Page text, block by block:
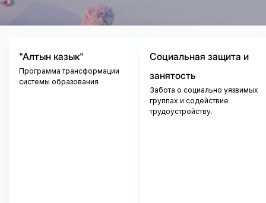
"Алтын казык"
Программа трансформации
системы образования
Социальная защита и
занятость
Забота о социально уязвимых
группах и содействие
трудоустройству.